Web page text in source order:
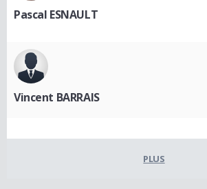
Pascal ESNAULT
Vincent BARRAIS
PLUS